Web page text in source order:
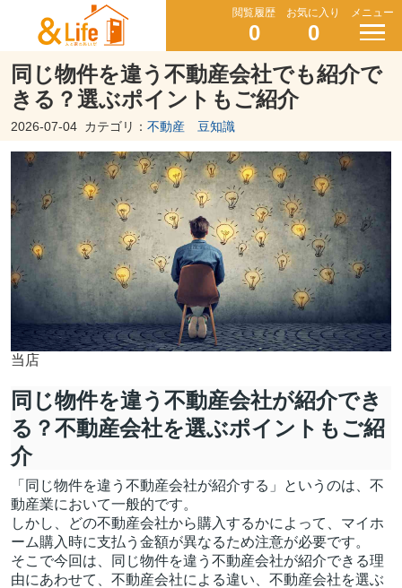
閲覧履歴
0
お気に入り
0
メニュー
同じ物件を違う不動産会社でも紹介で
きる？選ぶポイントもご紹介
2026-07-04 カテゴリ： 不動産 豆知識
当店
同じ物件を違う不動産会社が紹介でき
る？不動産会社を選ぶポイントもご紹
介
「同じ物件を違う不動産会社が紹介する」というのは、不
動産業において一般的です。
しかし、どの不動産会社から購入するかによって、マイホ
ーム購入時に支払う金額が異なるため注意が必要です。
そこで今回は、同じ物件を違う不動産会社が紹介できる理
由にあわせて、不動産会社による違い、不動産会社を選ぶ